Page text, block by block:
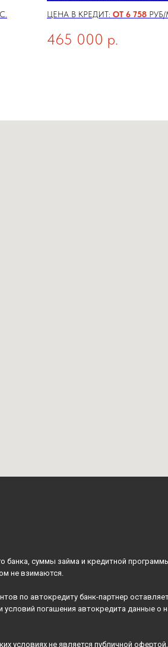
ГОДА
ЦЕНА В КРЕДИТ: ОТ 6 758
465 000 р.
банка, суммы займа и кредитной
не взимаются.
по автокредиту банк-партнер
погашения автокредита данные о
условиях не является публичной